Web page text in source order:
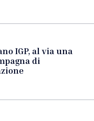
IGP, al via una
di